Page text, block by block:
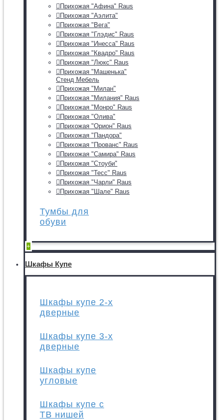
Прихожая "Афина" Raus
Прихожая "Аэлита"
Прихожая "Вега"
Прихожая "Глэдис" Raus
Прихожая "Инесса" Raus
Прихожая "Квадро" Raus
Прихожая "Люкс" Raus
Прихожая "Машенька"
Стенд Мебель
Прихожая "Милан"
Прихожая "Милания" Raus
Прихожая "Монро" Raus
Прихожая "Олива"
Прихожая "Орион" Raus
Прихожая "Пандора"
Прихожая "Прованс" Raus
Прихожая "Самира" Raus
Прихожая "Стоуби"
Прихожая "Тесс" Raus
Прихожая "Чарли" Raus
Прихожая "Шале" Raus
Тумбы для
обуви
+
Шкафы Купе
Шкафы купе 2-х
дверные
Шкафы купе 3-х
дверные
Шкафы купе
угловые
Шкафы купе с
ТВ нишей